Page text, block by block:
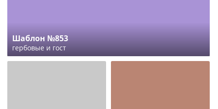
Шаблон №853
гербовые и гост